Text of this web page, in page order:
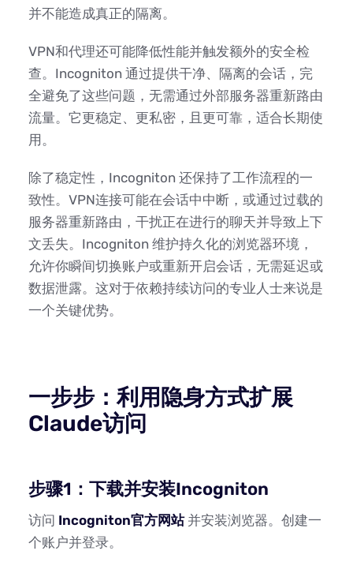
并不能造成真正的隔离。
VPN和代理还可能降低性能并触发额外的安全检
查。Incogniton 通过提供干净、隔离的会话，完
全避免了这些问题，无需通过外部服务器重新路由
流量。它更稳定、更私密，且更可靠，适合长期使
用。
除了稳定性，Incogniton 还保持了工作流程的一
致性。VPN连接可能在会话中中断，或通过过载的
服务器重新路由，干扰正在进行的聊天并导致上下
文丢失。Incogniton 维护持久化的浏览器环境，
允许你瞬间切换账户或重新开启会话，无需延迟或
数据泄露。这对于依赖持续访问的专业人士来说是
一个关键优势。
一步步：利用隐身方式扩展
Claude访问
步骤1：下载并安装Incogniton
访问 Incogniton官方网站并安装浏览器。创建一
个账户并登录。